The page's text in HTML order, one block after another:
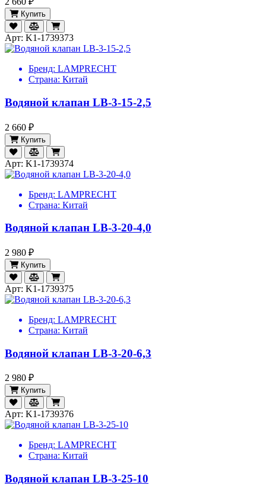
Купить
Арт: K1-1739373
Бренд: LAMPRECHT
Страна: Китай
Водяной клапан LB-3-15-2,5
2 660 ₽
Купить
Арт: K1-1739374
Бренд: LAMPRECHT
Страна: Китай
Водяной клапан LB-3-20-4,0
2 980 ₽
Купить
Арт: K1-1739375
Бренд: LAMPRECHT
Страна: Китай
Водяной клапан LB-3-20-6,3
2 980 ₽
Купить
Арт: K1-1739376
Бренд: LAMPRECHT
Страна: Китай
Водяной клапан LB-3-25-10